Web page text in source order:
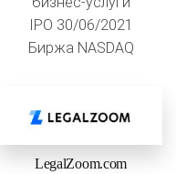
IPO 30/06/2021
Биржа NASDAQ
LegalZoom.com